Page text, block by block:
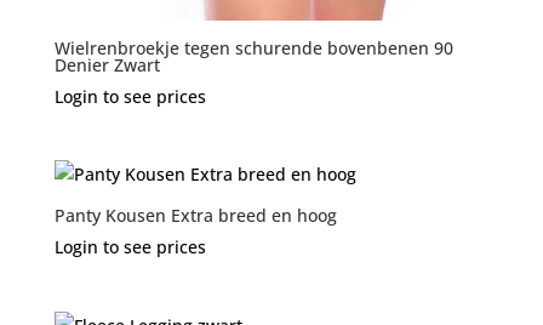
Wielrenbroekje tegen schurende bovenbenen 90
Denier Zwart
Login to see prices
Panty Kousen Extra breed en hoog
Login to see prices